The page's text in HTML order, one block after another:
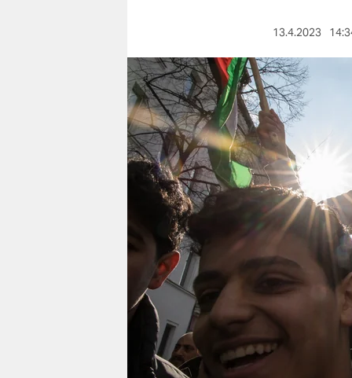
nord
wahrheit
verlag
verlag
veranstaltungen
fragen & hilfe
unterstützen
abo
genossenschaft
13.4.2023